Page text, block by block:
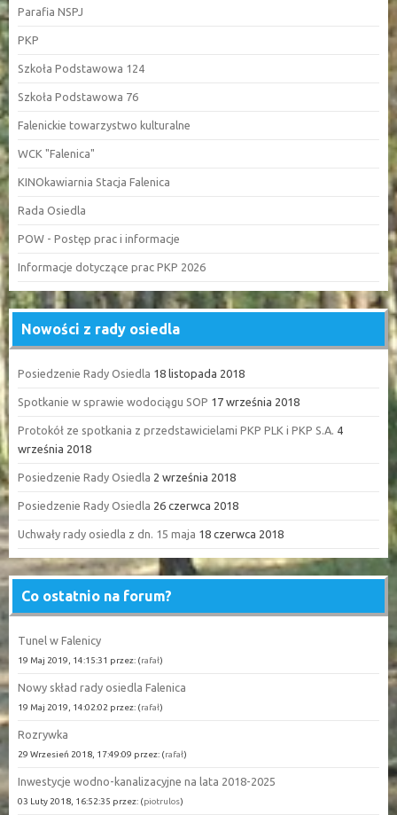
Parafia NSPJ
PKP
Szkoła Podstawowa 124
Szkoła Podstawowa 76
Falenickie towarzystwo kulturalne
WCK "Falenica"
KINOkawiarnia Stacja Falenica
Rada Osiedla
POW - Postęp prac i informacje
Informacje dotyczące prac PKP 2026
Nowości z rady osiedla
Posiedzenie Rady Osiedla 18 listopada 2018
Spotkanie w sprawie wodociągu SOP 17 września 2018
Protokół ze spotkania z przedstawicielami PKP PLK i PKP S.A. 4
września 2018
Posiedzenie Rady Osiedla 2 września 2018
Posiedzenie Rady Osiedla 26 czerwca 2018
Uchwały rady osiedla z dn. 15 maja 18 czerwca 2018
Co ostatnio na forum?
Tunel w Falenicy
19 Maj 2019, 14:15:31 przez: (rafał)
Nowy skład rady osiedla Falenica
19 Maj 2019, 14:02:02 przez: (rafał)
Rozrywka
29 Wrzesień 2018, 17:49:09 przez: (rafał)
Inwestycje wodno-kanalizacyjne na lata 2018-2025
03 Luty 2018, 16:52:35 przez: (piotrulos)